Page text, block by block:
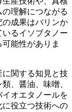
理解につながる
の成果はバリンか
るイソブタノー
能性がありま
関する知見と技
、醤油、味噌、
オエタノールを
役立つ技術への